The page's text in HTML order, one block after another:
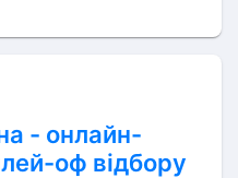
- онлайн-
оф відбору